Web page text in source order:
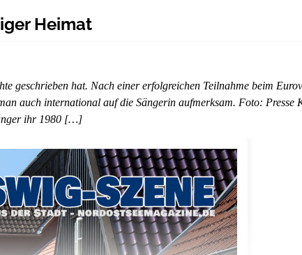
Heimat
geschrieben hat. Nach einer erfolgreichen Teilnahme beim
auch international auf die Sängerin aufmerksam. Foto: Presse
ihr 1980 […]